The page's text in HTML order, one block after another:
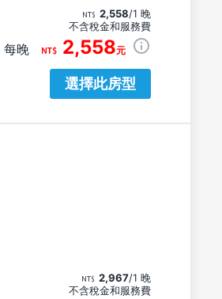
2,558/1 晚
不含稅金和服務費
每晚 2,558元
選擇此房型
2,967/1 晚
不含稅金和服務費